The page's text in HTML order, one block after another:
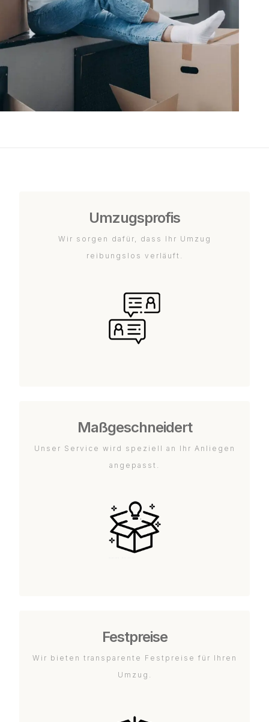
Umzugsprofis
Wir sorgen dafür, dass Ihr Umzug
reibungslos verläuft.
Maßgeschneidert
Unser Service wird speziell an Ihr Anliegen
angepasst.
Festpreise
Wir bieten transparente Festpreise für Ihren
Umzug.